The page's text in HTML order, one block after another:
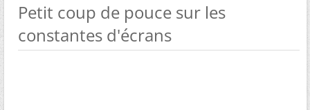
Petit coup de pouce sur les
constantes d'écrans